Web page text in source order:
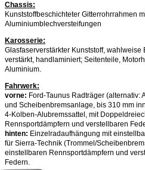
Chassis:
Kunststoffbeschichteter Gitterrohrrahmen
Aluminiumblechversteifungen
Karosserie:
Glasfaserverstärkter Kunststoff, wahlweise
verstärkt, handlaminiert; Seitenteile,
Aluminium.
Fahrwerk:
vorne: Ford-Taunus Radträger (alternativ:
und Scheibenbremsanlage, bis 310 mm
4-Kolben-Alubremssattel, mit
Rennsportdämpfern und verstellbaren
hinten: Einzelradaufhängung mit
für Sierra-Technik (Trommel/
einstellbaren Rennsportdämpfern und
Federn.